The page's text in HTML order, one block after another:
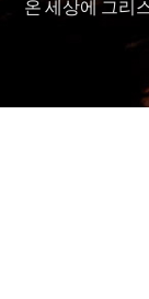
온 세상에 그리